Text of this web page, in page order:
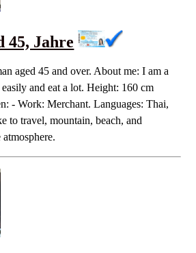
45, Jahre
aged 45 and over. About me: I am a
and eat a lot. Height: 160 cm
- Work: Merchant. Languages: Thai,
to travel, mountain, beach, and